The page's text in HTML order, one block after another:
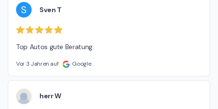
S Sven T
Top Autos gute Beratung.
Vor 3 Jahren auf Google
herr W